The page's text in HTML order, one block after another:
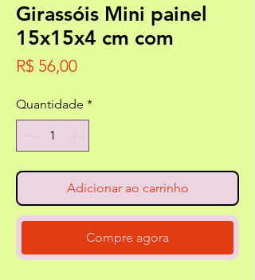
Girassóis Mini painel
15x15x4 cm com
R$ 56,00Preço
Quantidade *
Adicionar ao carrinho
Compre agora